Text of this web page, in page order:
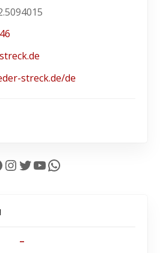
streck.de/de
InstagramTwitter YouTube WhatsApp
–